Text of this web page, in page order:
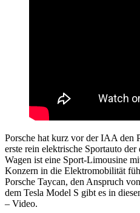
Porsche hat kurz vor der IAA den
erste rein elektrische Sportauto
Wagen ist eine Sport-Limousine
Konzern in die Elektromobilität
Porsche Taycan, den Anspruch
dem Tesla Model S gibt es in
– Video.